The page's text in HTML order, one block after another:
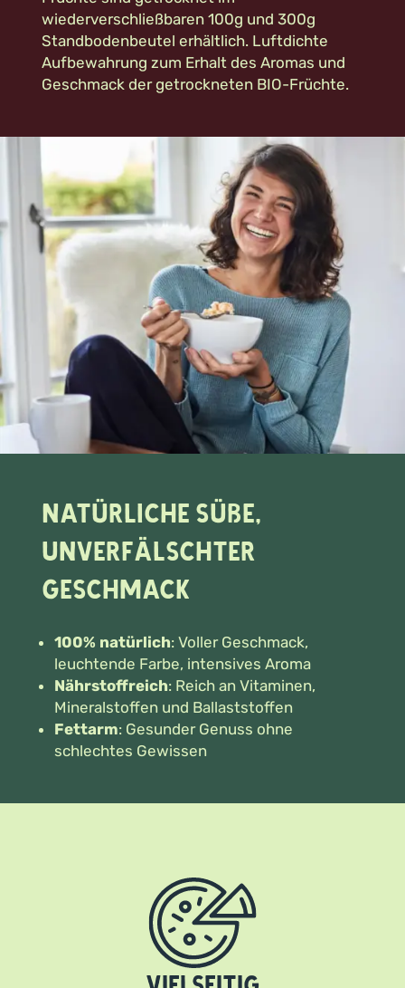
wiederverschließbaren 100g und 300g
Standbodenbeutel erhältlich. Luftdichte
Aufbewahrung zum Erhalt des Aromas und
Geschmack der getrockneten BIO-Früchte.
Natürliche Süße,
unverfälschter
Geschmack
100% natürlich: Voller Geschmack,
leuchtende Farbe, intensives Aroma
Nährstoffreich: Reich an Vitaminen,
Mineralstoffen und Ballaststoffen
Fettarm: Gesunder Genuss ohne
schlechtes Gewissen